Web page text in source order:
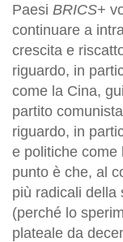
Paesi BRICS+
continuare a
crescita e
riguardo, in
come la Cina,
partito
riguardo, in
e politiche come
punto è che, al
più radicali della
(perché lo
plateale da